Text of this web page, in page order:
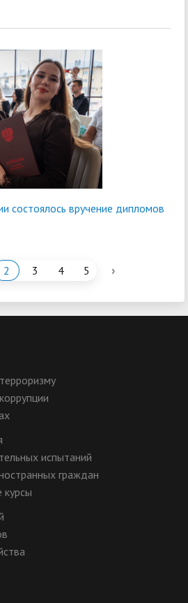
состоялось вручение дипломов
2 3 4 5 ›
испытаний
граждан
курсы